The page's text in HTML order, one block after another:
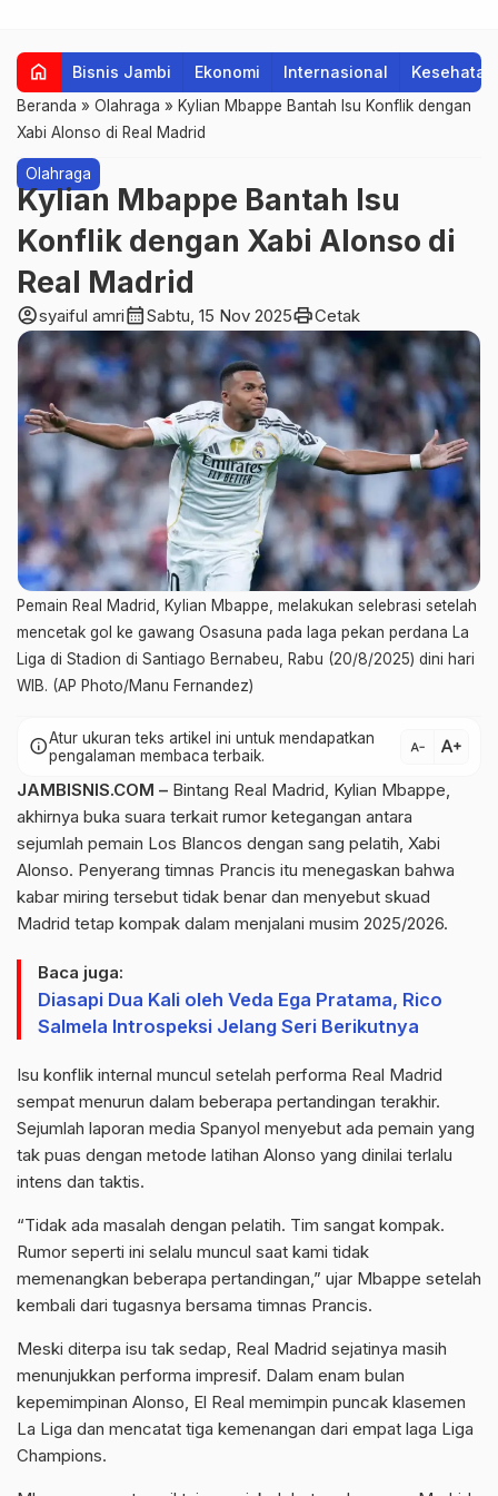
home Bisnis Jambi Ekonomi Internasional Kesehatan
Beranda » Olahraga » Kylian Mbappe Bantah Isu Konflik dengan
Xabi Alonso di Real Madrid
Olahraga
Kylian Mbappe Bantah Isu
Konflik dengan Xabi Alonso di
Real Madrid
account_circlesyaiful amricalendar_monthSabtu, 15 Nov 2025printCetak
Pemain Real Madrid, Kylian Mbappe, melakukan selebrasi setelah
mencetak gol ke gawang Osasuna pada laga pekan perdana La
Liga di Stadion di Santiago Bernabeu, Rabu (20/8/2025) dini hari
WIB. (AP Photo/Manu Fernandez)
infoAtur ukuran teks artikel ini untuk mendapatkan
pengalaman membaca terbaik.
text_decrease text_increase
JAMBISNIS.COM – Bintang Real Madrid, Kylian Mbappe,
akhirnya buka suara terkait rumor ketegangan antara
sejumlah pemain Los Blancos dengan sang pelatih, Xabi
Alonso. Penyerang timnas Prancis itu menegaskan bahwa
kabar miring tersebut tidak benar dan menyebut skuad
Madrid tetap kompak dalam menjalani musim 2025/2026.
Baca juga:
Diasapi Dua Kali oleh Veda Ega Pratama, Rico
Salmela Introspeksi Jelang Seri Berikutnya
Isu konflik internal muncul setelah performa Real Madrid
sempat menurun dalam beberapa pertandingan terakhir.
Sejumlah laporan media Spanyol menyebut ada pemain yang
tak puas dengan metode latihan Alonso yang dinilai terlalu
intens dan taktis.
“Tidak ada masalah dengan pelatih. Tim sangat kompak.
Rumor seperti ini selalu muncul saat kami tidak
memenangkan beberapa pertandingan,” ujar Mbappe setelah
kembali dari tugasnya bersama timnas Prancis.
Meski diterpa isu tak sedap, Real Madrid sejatinya masih
menunjukkan performa impresif. Dalam enam bulan
kepemimpinan Alonso, El Real memimpin puncak klasemen
La Liga dan mencatat tiga kemenangan dari empat laga Liga
Champions.